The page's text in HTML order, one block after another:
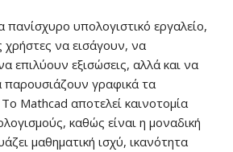
πανίσχυρο υπολογιστικό εργαλείο,
χρήστες να εισάγουν, να
επιλύουν εξισώσεις, αλλά και να
παρουσιάζουν γραφικά τα
Mathcad αποτελεί καινοτομία
καθώς είναι η μοναδική
μαθηματική ισχύ, ικανότητα